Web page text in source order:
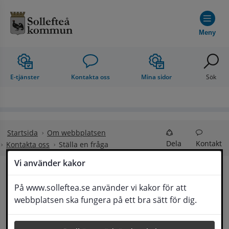
Vi använder kakor
På www.solleftea.se använder vi kakor för att
webbplatsen ska fungera på ett bra sätt för dig.
Meny
E-tjänster Kontakta oss Mina sidor Sök
Startsida
Om webbplatsen
Kontakta oss
Ställa en fråga Dela Kontakt
Ställa en fråga
Om din fråga är omfattande kan det bli aktuellt